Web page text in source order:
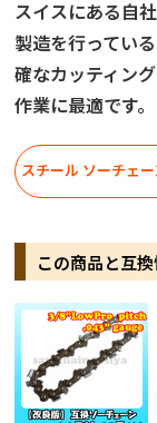
スイスにある自
製造を行ってい
確なカッティン
作業に最適です。
スチール ソーチェ
この商品と互